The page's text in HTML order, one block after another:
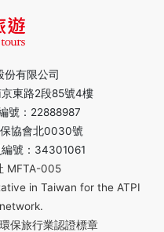
份有限公司
東路2段85號4樓
號：22888987
協會北0030號
號：34301061
MFTA-005
in Taiwan for the ATPI
保旅行業認證標章